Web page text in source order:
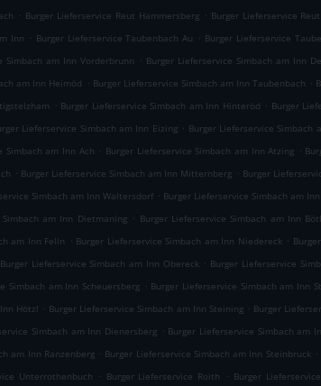
. Burger Lieferservice Reut Hammersberg . Burger Lieferservice
Inn . Burger Lieferservice Taubenbach Au . Burger Lieferservice
Simbach am Inn Vorderbrunn . Burger Lieferservice Simbach am Inn
am Inn Heimöd . Burger Lieferservice Simbach am Inn Taubenbach .
. Burger Lieferservice Simbach am Inn Hinteröd . Burger
Lieferservice Simbach am Inn Eizing . Burger Lieferservice Simbach
Simbach am Inn Ach . Burger Lieferservice Simbach am Inn Atzing .
. Burger Lieferservice Simbach am Inn Mitternberg . Burger
Simbach am Inn Waltersdorf . Burger Lieferservice Simbach am
am Inn Dietmaning . Burger Lieferservice Simbach am Inn Bötl
am Inn Felln . Burger Lieferservice Simbach am Inn Niedereck .
Burger Lieferservice Simbach am Inn Obereck . Burger Lieferservice
Simbach am Inn Scheuersberg . Burger Lieferservice Simbach am Inn
Hötzl . Burger Lieferservice Simbach am Inn Steining . Burger
Simbach am Inn Dienersberg . Burger Lieferservice Simbach am
am Inn Ranzenberg . Burger Lieferservice Simbach am Inn Steinbruck .
Unterrothenbuch . Burger Lieferservice Roith . Burger